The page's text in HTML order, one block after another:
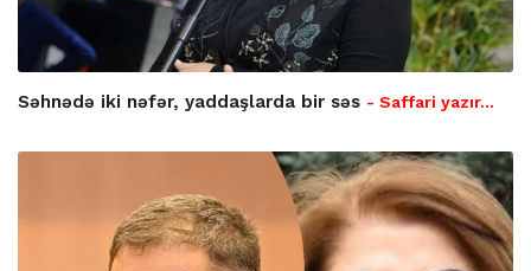
Səhnədə iki nəfər, yaddaşlarda bir səs - Saffari yazır…